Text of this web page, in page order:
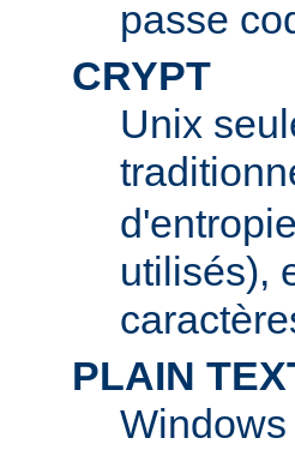
passe
CRYPT
Unix
utilisés),
PLAIN